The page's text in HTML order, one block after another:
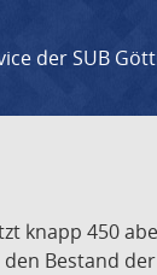
der SUB
knapp 450
Bestand